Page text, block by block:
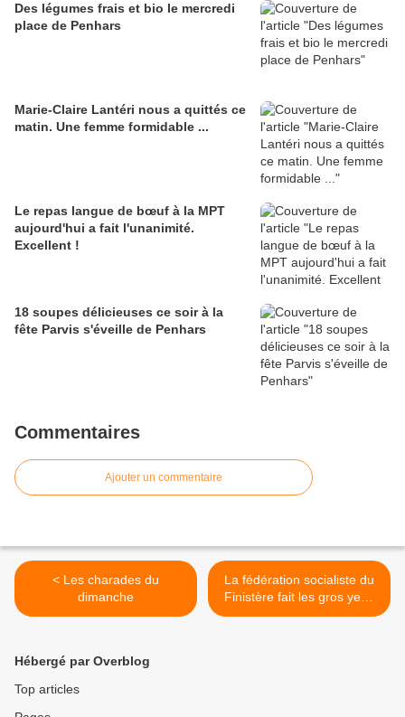
Des légumes frais et bio le mercredi
place de Penhars
Marie-Claire Lantéri nous a quittés ce
matin. Une femme formidable ...
Le repas langue de bœuf à la MPT
aujourd'hui a fait l'unanimité.
Excellent !
18 soupes délicieuses ce soir à la
fête Parvis s'éveille de Penhars
Commentaires
Ajouter un commentaire
< Les charades du
dimanche
La fédération socialiste du
Finistère fait les gros yeux
aux Bonnets Rouges >
Hébergé par Overblog
Top articles